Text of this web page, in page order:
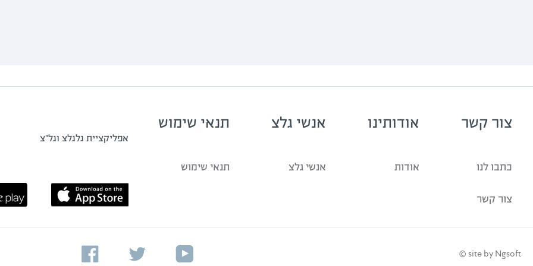
צור קשר
כתבו לנו
צור קשר
אודותינו
אודות
אנשי גלצ
אנשי גלצ
תנאי שימוש
תנאי שימוש
אפליקציית גלגלצ וגל"צ
site by Ngsoft ©